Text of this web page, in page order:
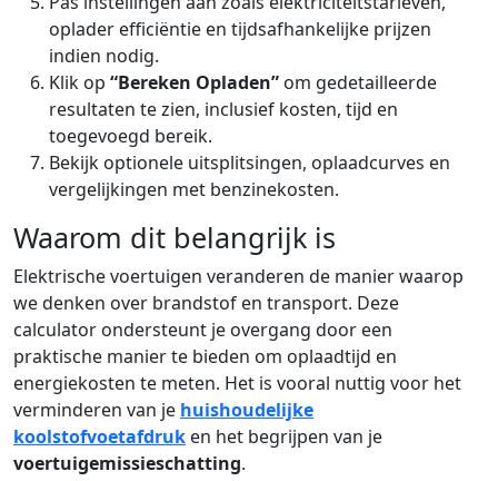
oplader efficiëntie en tijdsafhankelijke prijzen
indien nodig.
Klik op “Bereken Opladen” om gedetailleerde
resultaten te zien, inclusief kosten, tijd en
toegevoegd bereik.
Bekijk optionele uitsplitsingen, oplaadcurves en
vergelijkingen met benzinekosten.
Waarom dit belangrijk is
Elektrische voertuigen veranderen de manier waarop
we denken over brandstof en transport. Deze
calculator ondersteunt je overgang door een
praktische manier te bieden om oplaadtijd en
energiekosten te meten. Het is vooral nuttig voor het
verminderen van je huishoudelijke
koolstofvoetafdruk en het begrijpen van je
voertuigemissieschatting.